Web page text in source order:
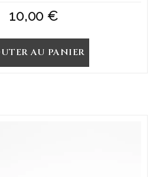
10,00 €
AU PANIER